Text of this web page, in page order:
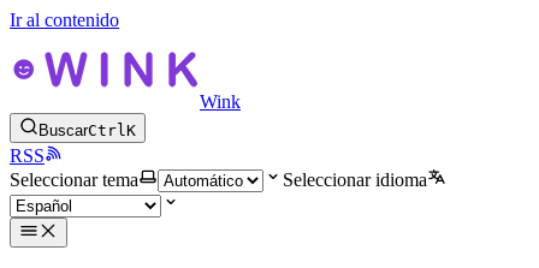
Ir al contenido
Wink
BuscarCtrlK
RSS
Seleccionar tema
Seleccionar idioma